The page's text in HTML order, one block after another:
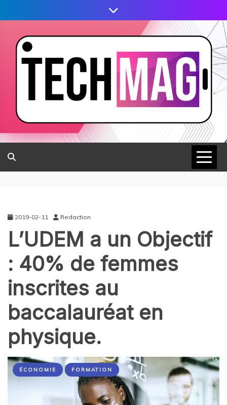
2019-02-11 Redaction
L’UDEM a un Objectif
: 40% de femmes
inscrites au
baccalauréat en
physique.
ÉCONOMIE FORMATION